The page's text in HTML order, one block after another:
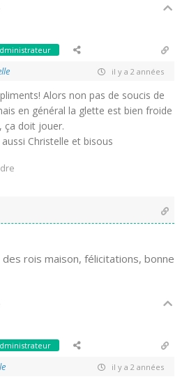
il y a 2 années
Alors non pas de soucis de
en général la glette est bien froide
ça doit jouer.
Christelle et bisous
rois maison, félicitations, bonne
il y a 2 années